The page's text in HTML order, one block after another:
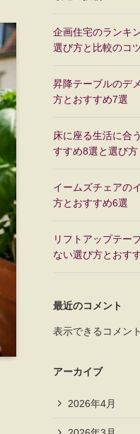
企画住宅のランキ
選び方と比較のコ
昇降テーブルのデ
方とおすすめ7選
床に座る生活に合
すすめ8選と選び方
イームズチェアの
方とおすすめ6選
リフトアップテー
ない選び方とおす
最近のコメント
表示できるコメン
アーカイブ
2026年4月